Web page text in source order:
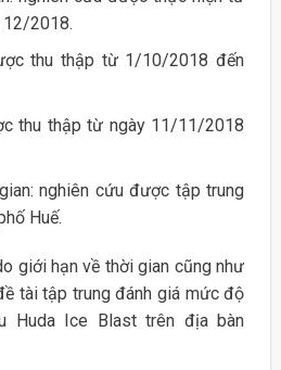
2018.
thu thập từ 1/10/2018 đến
thu thập từ ngày 11/11/2018
nghiên cứu được tập trung
Huế.
giới hạn về thời gian cũng như
tài tập trung đánh giá mức độ
Huda Ice Blast trên địa bàn